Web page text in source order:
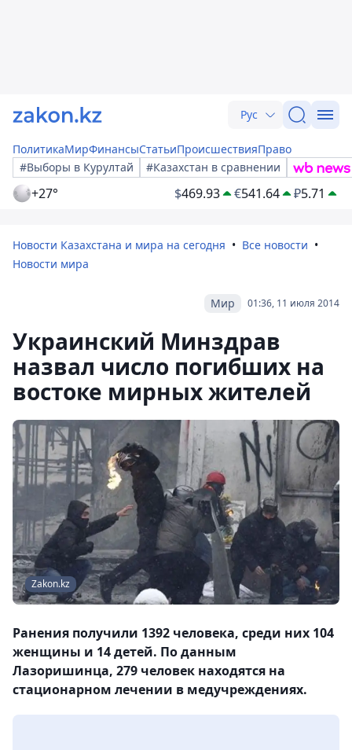
Рус
ПолитикаМирФинансыСтатьиПроисшествияПраво
#Выборы в Курултай
#Казахстан в сравнении
+27° $469.93 €541.64 ₽5.71
Новости Казахстана и мира на сегодня
Все новости
Новости мира
01:36, 11 июля 2014
Мир
Украинский Минздрав
назвал число погибших на
востоке мирных жителей
Zakon.kz
Ранения получили 1392 человека, среди них 104
женщины и 14 детей. По данным
Лазоришинца, 279 человек находятся на
стационарном лечении в медучреждениях.